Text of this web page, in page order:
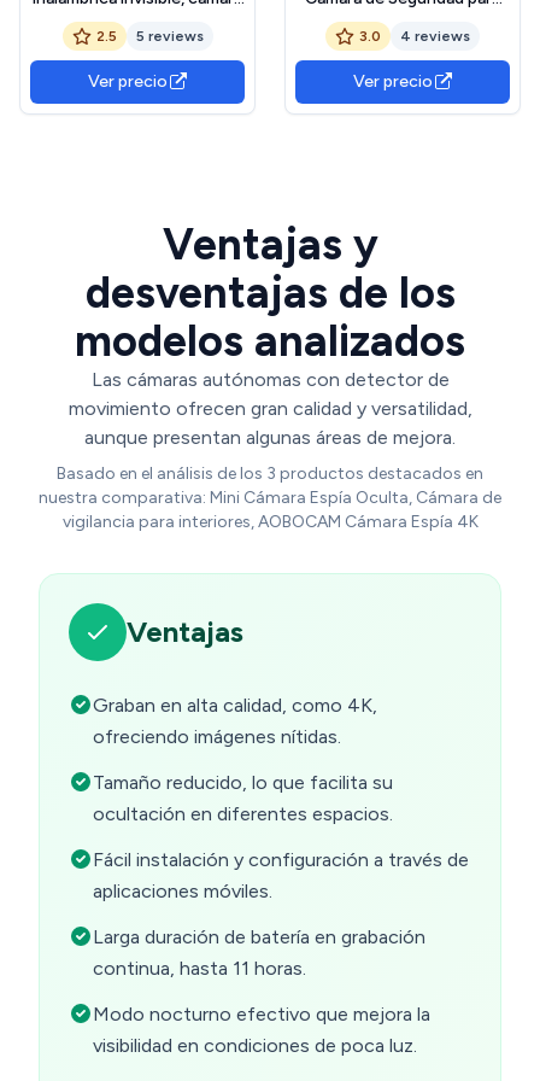
de vigilancia sin Internet
interior/exterior, micro
cámara espía discreta-WiFi
1080P, 12MP fotos,
detección de movimiento y
2.5 5 reviews
Ver precio
Interiores A3, Grabadora de
Video de Punto de Acceso
Ap Autónomo con
Aplicación de Teléfono,
Audio de 2 Vías, Detector
3.0 4 reviews
Ver precio
Ventajas y
desventajas de los
modelos analizados
Las cámaras autónomas con detector de
movimiento ofrecen gran calidad y versatilidad,
aunque presentan algunas áreas de mejora.
Basado en el análisis de los 3 productos destacados en
nuestra comparativa: Mini Cámara Espía Oculta, Cámara de
vigilancia para interiores, AOBOCAM Cámara Espía 4K
Ventajas
Graban en alta calidad, como 4K,
ofreciendo imágenes nítidas.
Tamaño reducido, lo que facilita su
ocultación en diferentes espacios.
Fácil instalación y configuración a través de
aplicaciones móviles.
Larga duración de batería en grabación
continua, hasta 11 horas.
Modo nocturno efectivo que mejora la
visibilidad en condiciones de poca luz.